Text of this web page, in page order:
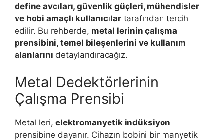
define avcıları, güvenlik güçleri, mühendisler
ve hobi amaçlı kullanıcılar tarafından tercih
edilir. Bu rehberde, metal lerinin çalışma
prensibini, temel bileşenlerini ve kullanım
alanlarını detaylandıracağız.
Metal Dedektörlerinin
Çalışma Prensibi
Metal leri, elektromanyetik indüksiyon
prensibine dayanır. Cihazın bobini bir manyetik